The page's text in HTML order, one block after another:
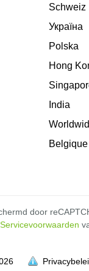
is
is
is
is
is
is
is
is
is
is
is
is
is
Schweiz
Україна
Polska
Hong
India
Belgique
door
Servicevoorwaarden